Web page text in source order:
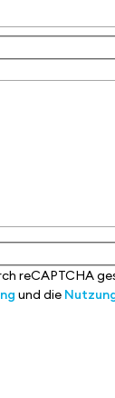
reCAPTCHA
und die